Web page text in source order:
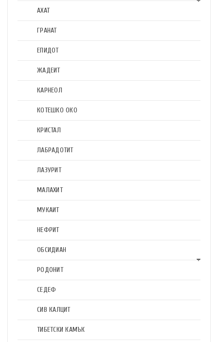
АХАТ
ГРАНАТ
ЕПИДОТ
ЖАДЕИТ
КАРНЕОЛ
КОТЕШКО ОКО
КРИСТАЛ
ЛАБРАДОТИТ
ЛАЗУРИТ
МАЛАХИТ
МУКАИТ
НЕФРИТ
ОБСИДИАН
РОДОНИТ
СЕДЕФ
СИВ КАЛЦИТ
ТИБЕТСКИ КАМЪК